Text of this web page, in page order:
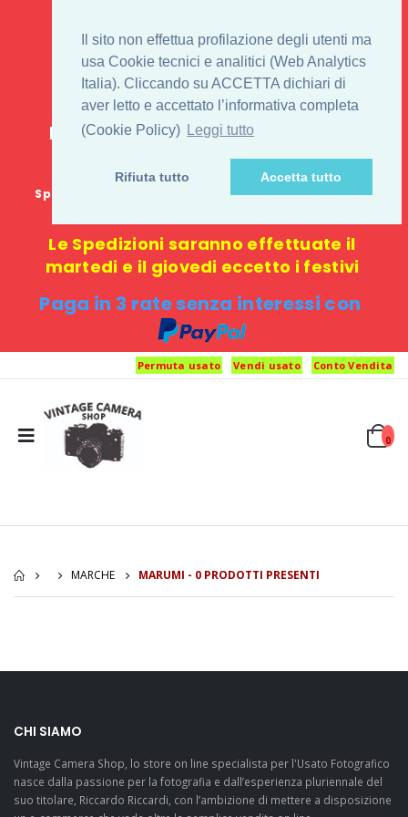
Il sito non effettua profilazione degli utenti ma
usa Cookie tecnici e analitici (Web Analytics
Italia). Cliccando su ACCETTA dichiari di
aver letto e accettato l’informativa completa
(Cookie Policy) Leggi tutto
Rifiuta tutto Accetta tutto
IL 1° STORE ON LINE
PENTAX USATO E
NUOVO
E-commerce 100% online: nessun
negozio fisico o punto di ritiro
Spedizione GRATUITA in Italia con spesa minima di
Le Spedizioni saranno effettuate il
martedi e il giovedi eccetto i festivi
Paga in 3 rate senza interessi con
Permuta usato Vendi usato Conto Vendita
0
MARCHE MARUMI - 0 PRODOTTI PRESENTI
CHI SIAMO
Vintage Camera Shop, lo store on line specialista per l'Usato Fotografico
nasce dalla passione per la fotografia e dall’esperienza pluriennale del
suo titolare, Riccardo Riccardi, con l’ambizione di mettere a disposizione